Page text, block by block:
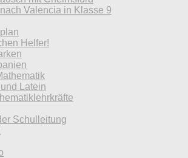
Valencia in Klasse 9
Helfer!
Latein
Schulleitung